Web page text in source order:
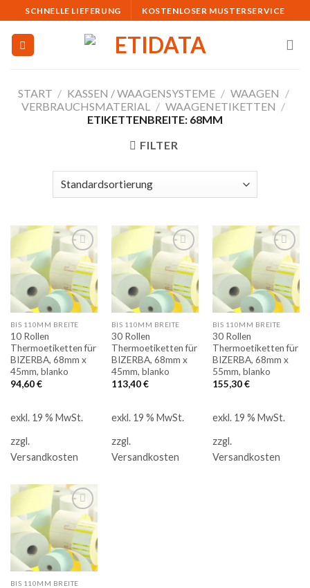
to
content
SCHNELLE LIEFERUNG KOSTENLOSER MUSTERSERVICE
START / KASSEN / WAAGENSYSTEME / WAAGEN /
VERBRAUCHSMATERIAL / WAAGENETIKETTEN /
ETIKETTENBREITE: 68MM
FILTER
Auf
die
Merkliste
BIS 110MM BREITE
10 Rollen
Thermoetiketten für
BIZERBA, 68mm x
45mm, blanko
94,60€
exkl. 19 % MwSt.
zzgl.
Versandkosten
Auf
die
Merkliste
BIS 110MM BREITE
30 Rollen
Thermoetiketten für
BIZERBA, 68mm x
45mm, blanko
113,40€
exkl. 19 % MwSt.
zzgl.
Versandkosten
Auf
die
Merkliste
BIS 110MM BREITE
30 Rollen
Thermoetiketten für
BIZERBA, 68mm x
55mm, blanko
155,30€
exkl. 19 % MwSt.
zzgl.
Versandkosten
Auf
die
Merkliste
BIS 110MM BREITE